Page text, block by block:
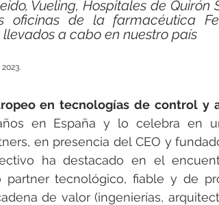
P052000 elektrotools-P01961
P046000
Vueling, Hospitales de
oficinas de la farmacéutica
a cabo en nuestro país
en España y lo celebra en
en presencia del CEO y
ha destacado en el
partner tecnológico, fiable y de
de valor (ingenierías,